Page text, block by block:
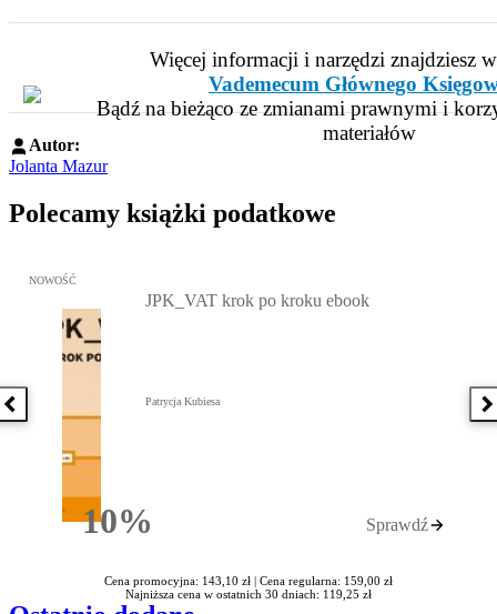
Więcej informacji i narzędzi znajdziesz
Vademecum Głównego
Bądź na bieżąco ze zmianami prawnymi i
materiałów
Autor:
Jolanta Mazur
Polecamy książki podatkowe
Poprzednia książka
Przejdź do: JPK_VAT krok po kroku ebook, Patrycja Kubiesa -
NOWOŚĆ
10%Rabatu
JPK_VAT krok po kroku ebook
Patrycja Kubiesa
Sprawdź
Cena promocyjna: 143,10 zł | Cena regularna: 159,00 zł
Najniższa cena w ostatnich 30 dniach: 119,25 zł